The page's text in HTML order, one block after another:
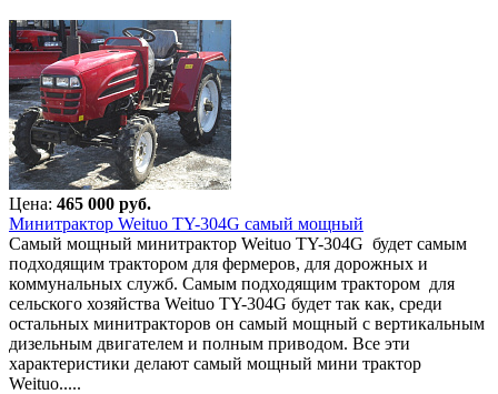
Цена: 465 000 руб.
Минитрактор Weituo TY-304G самый мощный
Самый мощный минитрактор Weituo TY-304G будет самым
подходящим трактором для фермеров, для дорожных и
коммунальных служб. Самым подходящим трактором для
сельского хозяйства Weituo TY-304G будет так как, среди
остальных минитракторов он самый мощный с вертикальным
дизельным двигателем и полным приводом. Все эти
характеристики делают самый мощный мини трактор
Weituo.....